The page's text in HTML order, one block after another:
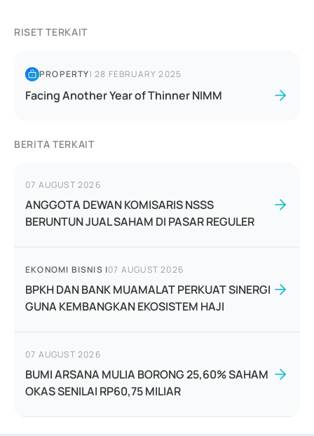
RISET TERKAIT
PROPERTY|28 FEBRUARY 2025
Facing Another Year of Thinner NIMM
BERITA TERKAIT
07 AUGUST 2026
ANGGOTA DEWAN KOMISARIS NSSS
BERUNTUN JUAL SAHAM DI PASAR REGULER
EKONOMI BISNIS |07 AUGUST 2026
BPKH DAN BANK MUAMALAT PERKUAT SINERGI
GUNA KEMBANGKAN EKOSISTEM HAJI
07 AUGUST 2026
BUMI ARSANA MULIA BORONG 25,60% SAHAM
OKAS SENILAI RP60,75 MILIAR